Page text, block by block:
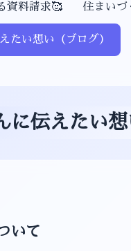
資料請求🥰 住まいづ
たい想い（ブログ）
に伝えたい想
いて